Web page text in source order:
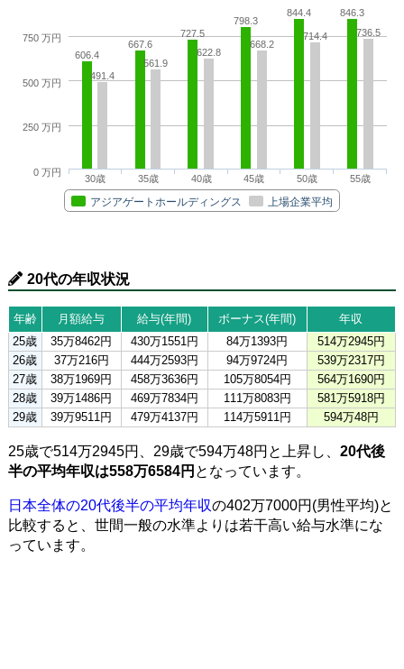
606.4
667.6
727.5
798.3
844.4 846.3
491.4
561.9
622.8
668.2
714.4 736.5
アジアゲートホールディングス 上場企業平均
30歳 35歳 40歳 45歳 50歳 55歳
0 万円
250 万円
500 万円
750 万円
20代の年収状況
年齢 月額給与 給与(年間) ボーナス(年間)
年収
25歳
35万8462円 430万1551円 84万1393円
514万2945円
26歳
37万216円 444万2593円 94万9724円
539万2317円
27歳
38万1969円 458万3636円 105万8054円
564万1690円
28歳
39万1486円 469万7834円 111万8083円
581万5918円
29歳
39万9511円 479万4137円 114万5911円 594万48円
25歳で514万2945円、29歳で594万48円と上昇し、 20代後
半の平均年収は558万6584円 となっています。
日本全体の20代後半の平均年収の402万7000円(男性平均)と
比較すると、世間一般の水準よりは若干高い給与水準にな
っています。